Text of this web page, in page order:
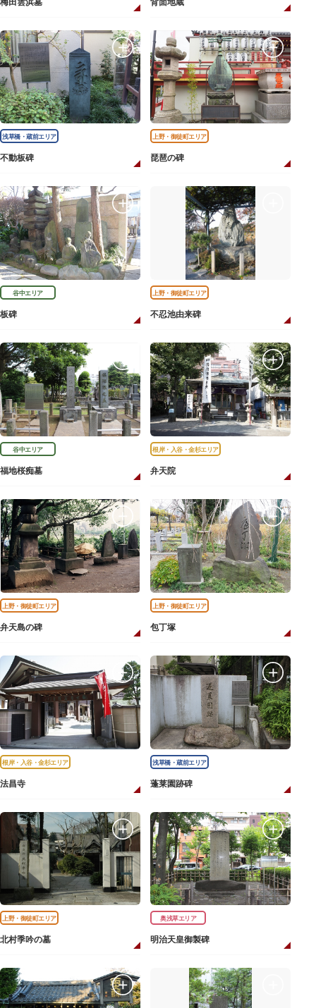
浅草橋・蔵前エリア
不動板碑
上野・御徒町エリア
琵琶の碑
谷中エリア
板碑
上野・御徒町エリア
不忍池由来碑
谷中エリア
福地桜痴墓
根岸・入谷・金杉エリア
弁天院
上野・御徒町エリア
弁天島の碑
上野・御徒町エリア
包丁塚
根岸・入谷・金杉エリア
法昌寺
浅草橋・蔵前エリア
蓬莱園跡碑
上野・御徒町エリア
北村季吟の墓
奥浅草エリア
明治天皇御製碑